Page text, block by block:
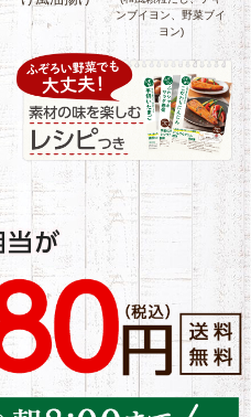
原材料：丸大豆
生産流通管理済
み）、菜種油／
凝固剤（塩化マ
グネシウム含有
物（にがり））
アレルゲン：大
ンブイヨン、野菜ブイ
ヨン)
野菜ブイヨン原
材料：食塩(国内
製造)、砂糖(さと
うきび)、酵母エ
キス(天然由来)、
オニオンパウダ
ー、マッシュポ
テトパウダー、
醤油(小麦・大豆
を含む)、馬鈴薯
澱粉、人参パウ
ダー(人参)、揚げ
にんにく(にんに
く、米油)、コシ
ョウ
アレルゲン：小
麦、大豆
和風顆粒だし原